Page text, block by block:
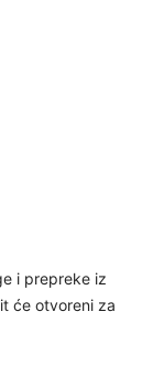
i prepreke iz
će otvoreni za